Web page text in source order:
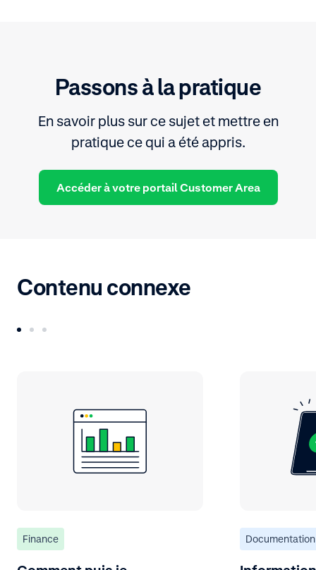
Passons à la pratique
En savoir plus sur ce sujet et mettre en
pratique ce qui a été appris.
Accéder à votre portail Customer Area
Contenu connexe
Finance Documentation